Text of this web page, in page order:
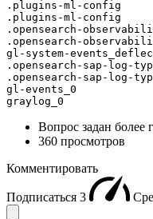
.plugins-ml-config
.plugins-ml-config
.opensearch-observability
.opensearch-
gl-system-
.opensearch-sap-log-
.opensearch-sap-log-
gl-events_0
graylog_0
Вопрос задан более
360 просмотров
Комментировать
Подписаться 3